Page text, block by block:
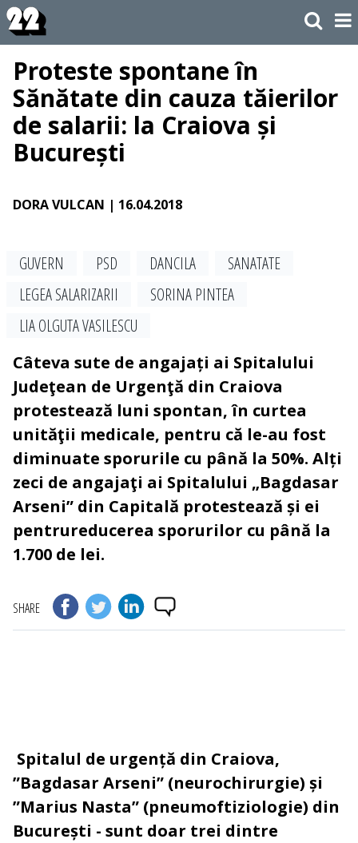
Proteste spontane în
Sănătate din cauza tăierilor
de salarii: la Craiova și
București
DORA VULCAN | 16.04.2018
GUVERN PSD DANCILA
SANATATE
LEGEA SALARIZARII
SORINA PINTEA
LIA OLGUTA VASILESCU
Câteva sute de angajați ai Spitalului
Judeţean de Urgenţă din Craiova
protestează luni spontan, în curtea
unităţii medicale, pentru că le-au fost
diminuate sporurile cu până la 50%. Alți
zeci de angajaţi ai Spitalului „Bagdasar
Arseni” din Capitală protestează și ei
pentrureducerea sporurilor cu până la
1.700 de lei.
SHARE
Spitalul de urgență din Craiova,
”Bagdasar Arseni” (neurochirurgie) și
”Marius Nasta” (pneumoftiziologie) din
București - sunt doar trei dintre